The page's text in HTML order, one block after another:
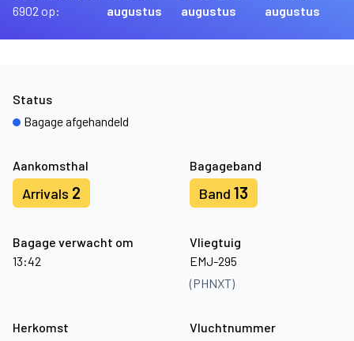
6902 op:
augustus
augustus
augustus
Aankomsthal
Arrivals 2
Bagageband
Band 13
Bagage verwacht om
13:42
Vliegtuig
EMJ-295
(PHNXT)
Status
Bagage afgehandeld
Herkomst
Vluchtnummer